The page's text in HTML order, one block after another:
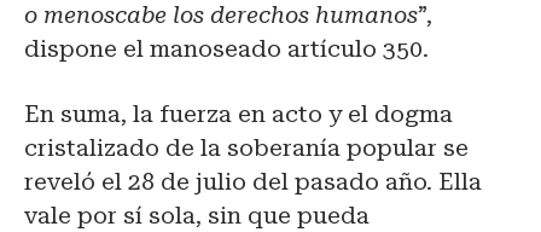
o menoscabe los derechos humanos”,
dispone el manoseado artículo 350.
En suma, la fuerza en acto y el dogma
cristalizado de la soberanía popular se
reveló el 28 de julio del pasado año. Ella
vale por sí sola, sin que pueda